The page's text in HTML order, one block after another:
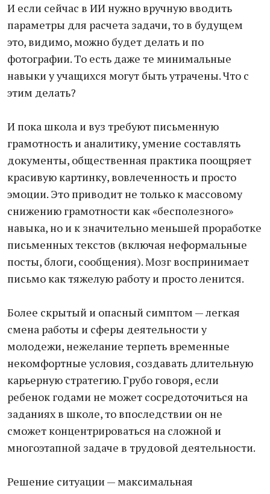
И если сейчас в ИИ нужно вручную вводить
параметры для расчета задачи, то в будущем
это, видимо, можно будет делать и по
фотографии. То есть даже те минимальные
навыки у учащихся могут быть утрачены. Что с
этим делать?
И пока школа и вуз требуют письменную
грамотность и аналитику, умение составлять
документы, общественная практика поощряет
красивую картинку, вовлеченность и просто
эмоции. Это приводит не только к массовому
снижению грамотности как «бесполезного»
навыка, но и к значительно меньшей проработке
письменных текстов (включая неформальные
посты, блоги, сообщения). Мозг воспринимает
письмо как тяжелую работу и просто ленится.
Более скрытый и опасный симптом — легкая
смена работы и сферы деятельности у
молодежи, нежелание терпеть временные
некомфортные условия, создавать длительную
карьерную стратегию. Грубо говоря, если
ребенок годами не может сосредоточиться на
заданиях в школе, то впоследствии он не
сможет концентрироваться на сложной и
многоэтапной задаче в трудовой деятельности.
Решение ситуации — максимальная